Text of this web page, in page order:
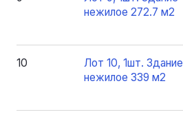
нежилое 272.7 м2
10
Лот 10, 1шт. Здание
нежилое 339 м2